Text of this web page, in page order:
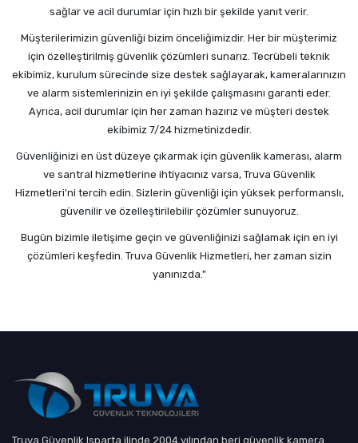
sağlar ve acil durumlar için hızlı bir şekilde yanıt verir.
Müşterilerimizin güvenliği bizim önceliğimizdir. Her bir müşterimiz
için özelleştirilmiş güvenlik çözümleri sunarız. Tecrübeli teknik
ekibimiz, kurulum sürecinde size destek sağlayarak, kameralarınızın
ve alarm sistemlerinizin en iyi şekilde çalışmasını garanti eder.
Ayrıca, acil durumlar için her zaman hazırız ve müşteri destek
ekibimiz 7/24 hizmetinizdedir.
Güvenliğinizi en üst düzeye çıkarmak için güvenlik kamerası, alarm
ve santral hizmetlerine ihtiyacınız varsa, Truva Güvenlik
Hizmetleri'ni tercih edin. Sizlerin güvenliği için yüksek performanslı,
güvenilir ve özelleştirilebilir çözümler sunuyoruz.
Bugün bizimle iletişime geçin ve güvenliğinizi sağlamak için en iyi
çözümleri keşfedin. Truva Güvenlik Hizmetleri, her zaman sizin
yanınızda."
Truva Güvenlik Isparta ilinde 2004 yılından beri güvenlik kamera